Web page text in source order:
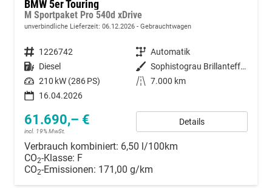
BMW 5er Touring
M Sportpaket Pro 540d xDrive
unverbindliche Lieferzeit: 06.12.2026 Gebrauchtwagen
Fahrzeugnummer 1226742 Getriebe Automatik
Kraftstoff Diesel Außenfarbe
Sophistograu Brillanteffekt metallic
Leistung 210 kW (286 PS) Kilometerstand 7.000 km
16.04.2026
61.690,– €
incl. 19% MwSt.
Details
Verbrauch kombiniert: 6,50 l/100km
CO2-Klasse: F
CO2-Emissionen: 171,00 g/km